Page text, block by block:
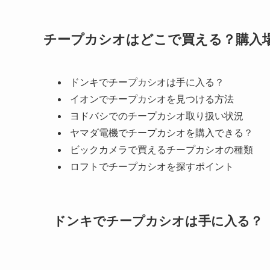
チープカシオはどこで買える？購入
ドンキでチープカシオは手に入る？
イオンでチープカシオを見つける方法
ヨドバシでのチープカシオ取り扱い状況
ヤマダ電機でチープカシオを購入できる？
ビックカメラで買えるチープカシオの種類
ロフトでチープカシオを探すポイント
ドンキでチープカシオは手に入る？